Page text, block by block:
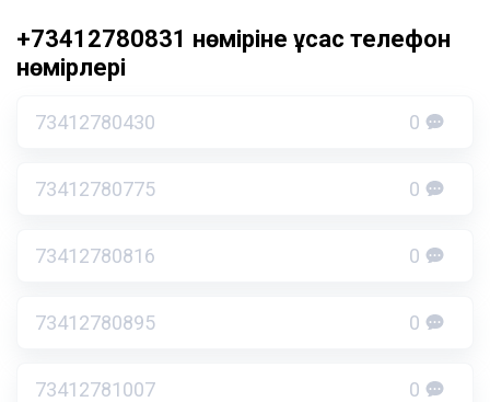
+73412780831 нөміріне ұқсас телефон
нөмірлері
73412780430 0
73412780775 0
73412780816 0
73412780895 0
73412781007 0